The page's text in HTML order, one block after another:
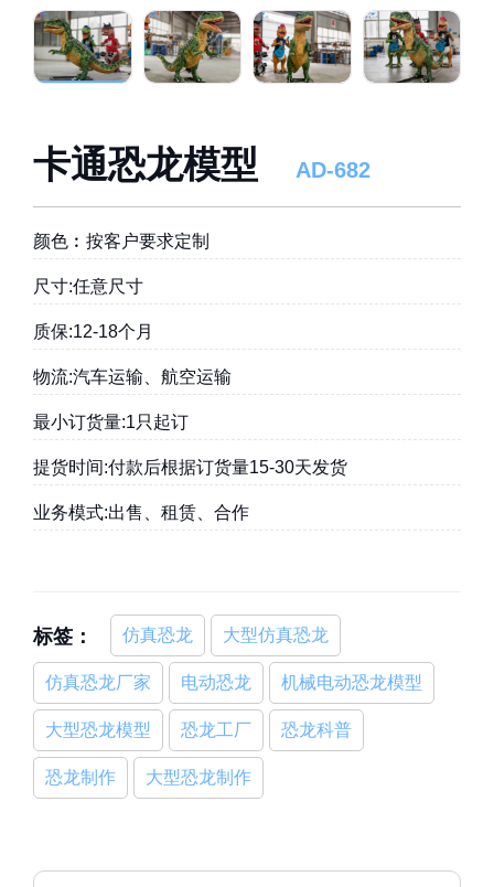
卡通恐龙模型 AD-682
颜色︰按客户要求定制
尺寸:任意尺寸
质保:12-18个月
物流:汽车运输、航空运输
最小订货量:1只起订
提货时间:付款后根据订货量15-30天发货
业务模式:出售、租赁、合作
标签： 仿真恐龙 大型仿真恐龙
仿真恐龙厂家 电动恐龙 机械电动恐龙模型
大型恐龙模型 恐龙工厂 恐龙科普
恐龙制作 大型恐龙制作